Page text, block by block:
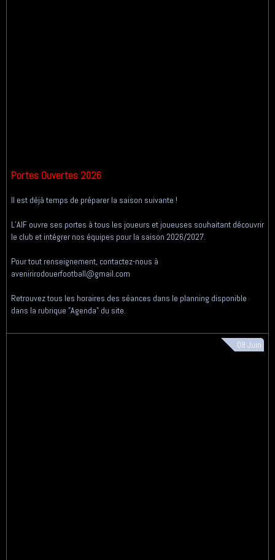
Portes Ouvertes 2026
Il est déjà temps de préparer la saison suivante !
L’AIF ouvre ses portes à tous les joueurs et joueuses souhaitant découvrir
le club et intégrer nos équipes pour la saison 2026/2027.
Pour tout renseignement, contactez-nous à
avenirirodouerfootball@gmail.com
Retrouvez tous les horaires des séances dans le planning disponible
dans la rubrique "Agenda" du site.
08 Juin